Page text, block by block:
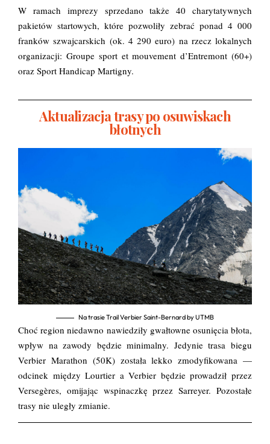
W ramach imprezy sprzedano także 40 charytatywnych
pakietów startowych, które pozwoliły zebrać ponad 4 000
franków szwajcarskich (ok. 4 290 euro) na rzecz lokalnych
organizacji: Groupe sport et mouvement d’Entremont (60+)
oraz Sport Handicap Martigny.
Aktualizacja trasy po osuwiskach
błotnych
Na trasie Trail Verbier Saint-Bernard by UTMB
Choć region niedawno nawiedziły gwałtowne osunięcia błota,
wpływ na zawody będzie minimalny. Jedynie trasa biegu
Verbier Marathon (50K) została lekko zmodyfikowana —
odcinek między Lourtier a Verbier będzie prowadził przez
Versegères, omijając wspinaczkę przez Sarreyer. Pozostałe
trasy nie uległy zmianie.